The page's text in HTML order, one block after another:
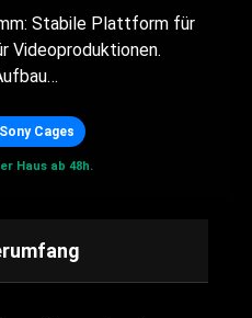
Stabile Plattform für
Videoproduktionen.
Cages
Haus ab 48h.